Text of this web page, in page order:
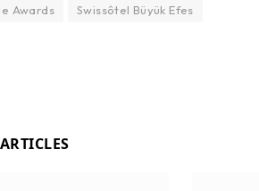
Awards Swissôtel Büyük Efes
ARTICLES